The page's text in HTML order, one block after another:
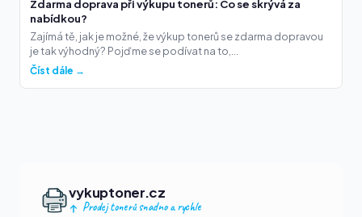
Zdarma doprava při výkupu tonerů: Co se skrývá za
nabídkou?
Zajímá tě, jak je možné, že výkup tonerů se zdarma dopravou
je tak výhodný? Pojďme se podívat na to,...
Číst dále →
vykuptoner.cz
Prodej tonerů snadno a rychle